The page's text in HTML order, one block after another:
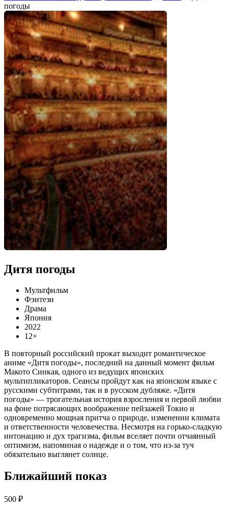
погоды
Дитя погоды
Мультфильм
Фэнтези
Драма
Япония
2022
12+
В повторный российский прокат выходит романтическое
аниме «Дитя погоды», последний на данный момент фильм
Макото Синкая, одного из ведущих японских
мультипликаторов. Сеансы пройдут как на японском языке с
русскими субтитрами, так и в русском дубляже. «Дитя
погоды» — трогательная история взросления и первой любви
на фоне потрясающих воображение пейзажей Токио и
одновременно мощная притча о природе, изменении климата
и ответственности человечества. Несмотря на горько-сладкую
интонацию и дух трагизма, фильм вселяет почти отчаянный
оптимизм, напоминая о надежде и о том, что из-за туч
обязательно выглянет солнце.
Ближайший показ
500 ₽